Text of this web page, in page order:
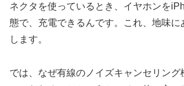
ネクタを使っているとき、イヤホンを
態で、充電できるんです。これ、地味に
します。
では、なぜ有線のノイズキャンセリング